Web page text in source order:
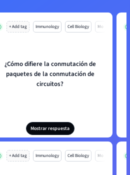
+ Add tag Immunology Cell Biology Mo
¿Cómo difiere la conmutación de
paquetes de la conmutación de
circuitos?
Mostrar respuesta
+ Add tag Immunology Cell Biology Mo